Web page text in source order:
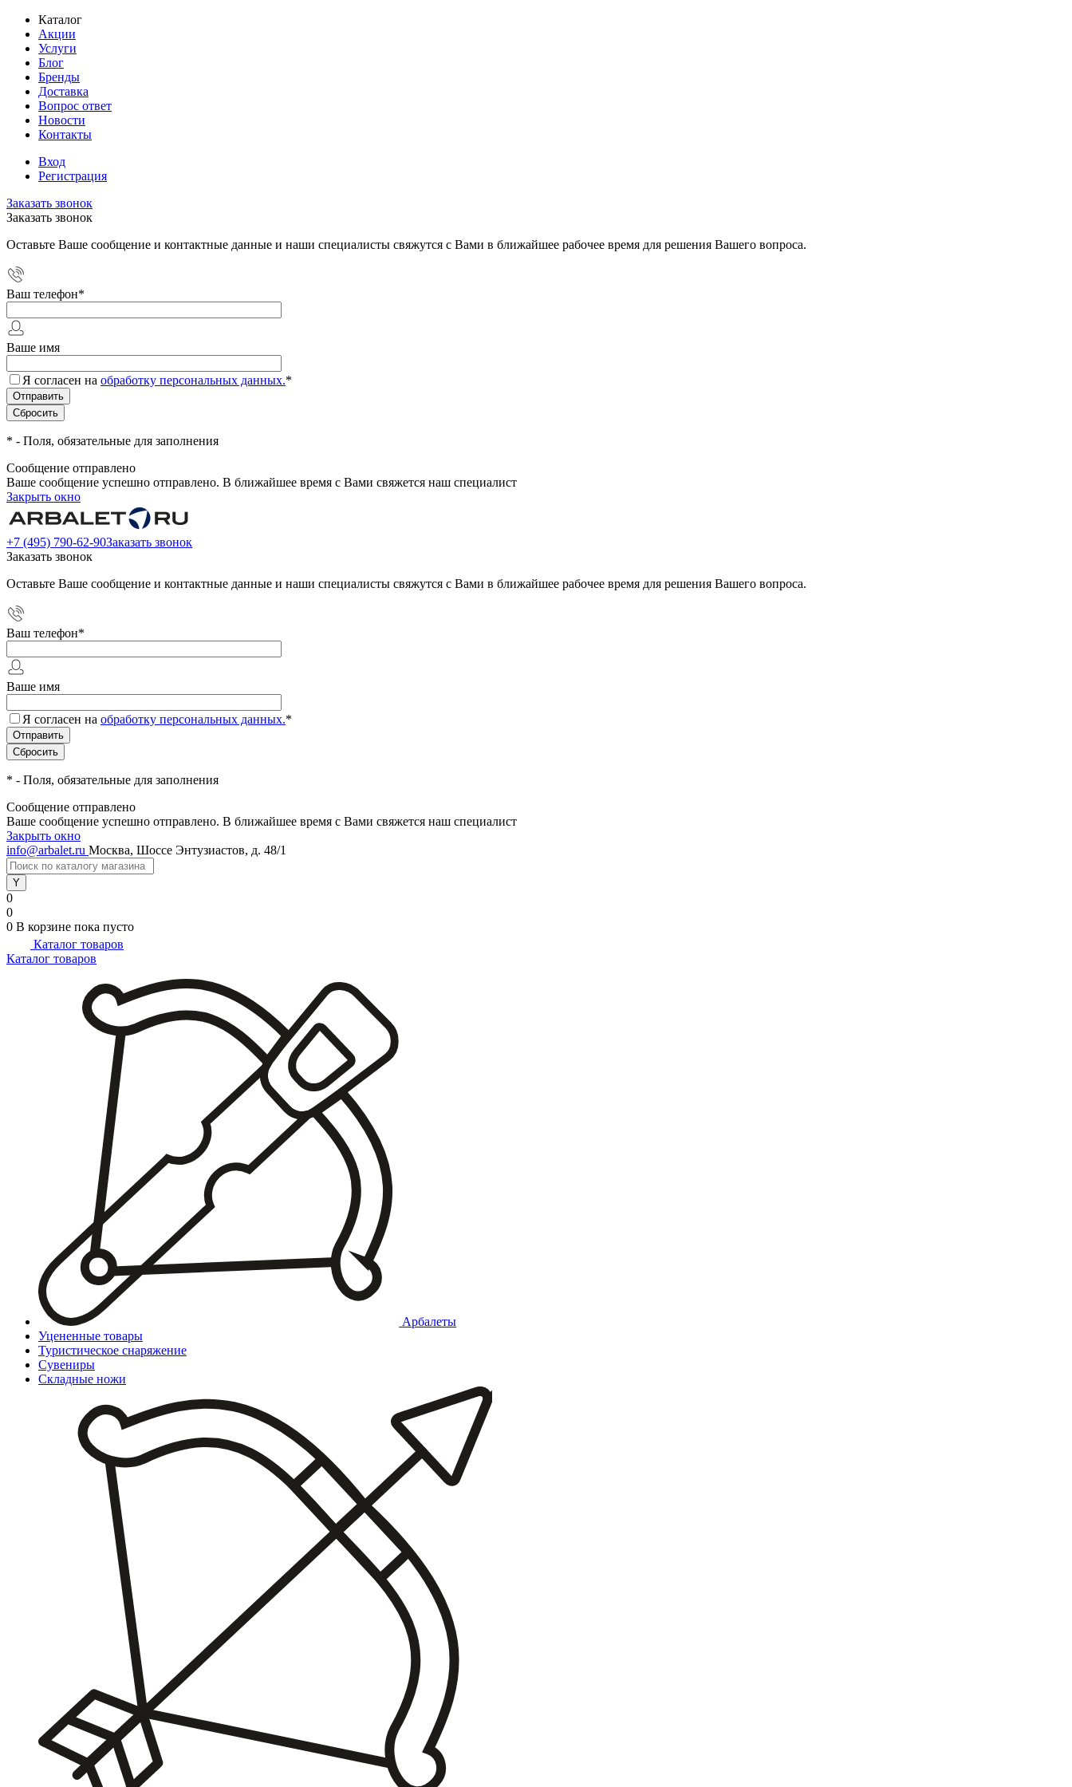
Каталог
Акции
Услуги
Блог
Бренды
Доставка
Вопрос ответ
Новости
Контакты
Вход
Регистрация
Заказать звонок
Заказать звонок
Оставьте Ваше сообщение и контактные данные и наши специалисты свяжутся с Вами в ближайшее рабочее время для решения Вашего вопроса.
Ваш телефон*
Ваше имя
Я согласен на обработку персональных данных.*
* - Поля, обязательные для заполнения
Сообщение отправлено
Ваше сообщение успешно отправлено. В ближайшее время с Вами свяжется наш специалист
Закрыть окно
+7 (495) 790-62-90Заказать звонок
Заказать звонок
Оставьте Ваше сообщение и контактные данные и наши специалисты свяжутся с Вами в ближайшее рабочее время для решения Вашего вопроса.
Ваш телефон*
Ваше имя
Я согласен на обработку персональных данных.*
* - Поля, обязательные для заполнения
Сообщение отправлено
Ваше сообщение успешно отправлено. В ближайшее время с Вами свяжется наш специалист
Закрыть окно
info@arbalet.ru Москва, Шоссе Энтузиастов, д. 48/1
0
0
0 В корзине пока пусто
Каталог товаров
Каталог товаров
Арбалеты
Уцененные товары
Туристическое снаряжение
Сувениры
Складные ножи